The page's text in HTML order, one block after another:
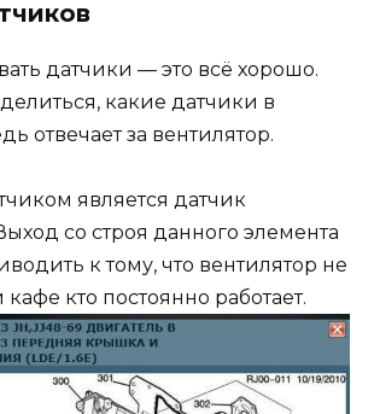
датчики — это всё хорошо.
какие датчики в
отвечает за вентилятор.
является датчик
со строя данного элемента
к тому, что вентилятор не
кафе кто постоянно работает.